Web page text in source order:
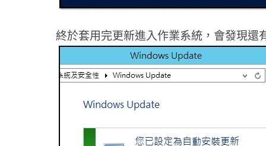
終於套用完更新進入作業系統，會發現還